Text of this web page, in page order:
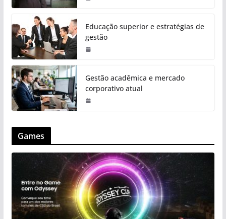
Educação superior e estratégias de
gestão
Gestão acadêmica e mercado
corporativo atual
Games